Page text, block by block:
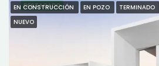
DESTACADO
EN CONSTRUCCIÓN EN POZO TERMINADO
NUEVO